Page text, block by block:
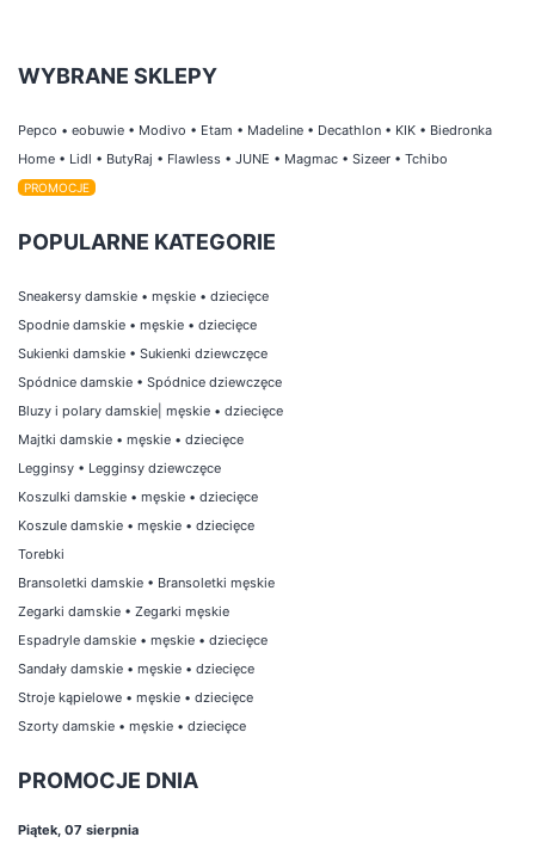
WYBRANE SKLEPY
Pepco • eobuwie • Modivo • Etam • Madeline • Decathlon • KIK • Biedronka
Home • Lidl • ButyRaj • Flawless • JUNE • Magmac • Sizeer • Tchibo
PROMOCJE
POPULARNE KATEGORIE
Sneakersy damskie • męskie • dziecięce
Spodnie damskie • męskie • dziecięce
Sukienki damskie • Sukienki dziewczęce
Spódnice damskie • Spódnice dziewczęce
Bluzy i polary damskie męskie • dziecięce
Majtki damskie • męskie • dziecięce
Legginsy • Legginsy dziewczęce
Koszulki damskie • męskie • dziecięce
Koszule damskie • męskie • dziecięce
Torebki
Bransoletki damskie • Bransoletki męskie
Zegarki damskie • Zegarki męskie
Espadryle damskie • męskie • dziecięce
Sandały damskie • męskie • dziecięce
Stroje kąpielowe • męskie • dziecięce
Szorty damskie • męskie • dziecięce
PROMOCJE DNIA
Piątek, 07 sierpnia